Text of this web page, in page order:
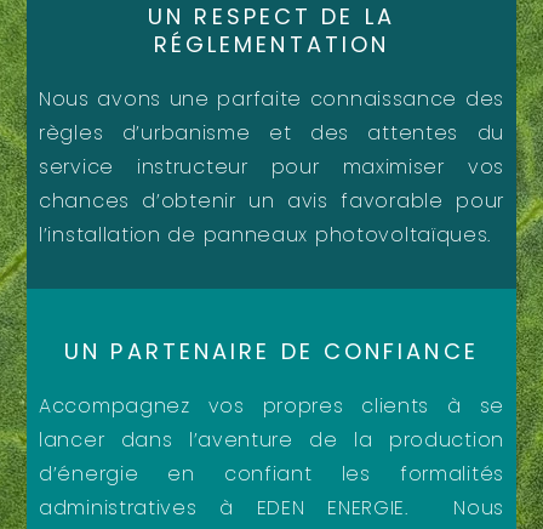
UN RESPECT DE LA
RÉGLEMENTATION
Nous avons une parfaite connaissance des
règles d’urbanisme et des attentes du
service instructeur pour maximiser vos
chances d’obtenir un avis favorable pour
l’installation de panneaux photovoltaïques.
UN PARTENAIRE DE CONFIANCE
Accompagnez vos propres clients à se
lancer dans l’aventure de la production
d’énergie en confiant les formalités
administratives à EDEN ENERGIE. Nous